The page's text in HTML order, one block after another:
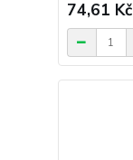
74,61 Kč